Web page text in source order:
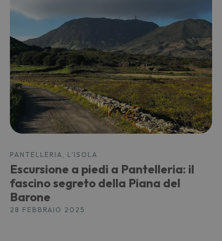
PANTELLERIA, L'ISOLA
Escursione a piedi a Pantelleria: il
fascino segreto della Piana del
Barone
28 FEBBRAIO 2025